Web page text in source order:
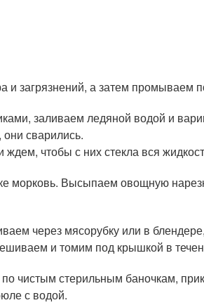
загрязнений, а затем промываем
заливаем ледяной водой и
они сварились.
чтобы с них стекла вся
морковь. Высыпаем овощную
через мясорубку или в
и томим под крышкой в
чистым стерильным баночкам,
с водой.